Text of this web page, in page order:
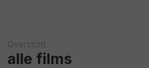
Overzicht
alle films